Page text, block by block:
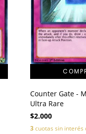
Counter Gate -
Ultra Rare
$2.000
3cuotas sin